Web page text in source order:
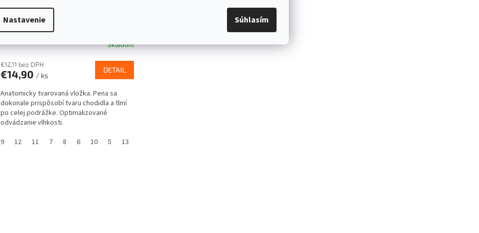
Nastavenie Súhlasím
VLOŽKY DO TOPÁNOK Air Active
Soft Print MEINDL
Skladom
€12,11 bez DPH
€14,90 / ks
DETAIL
Anatomicky tvarovaná vložka. Pena sa
dokonale prispôsobí tvaru chodidla a tlmí
po celej podrážke. Optimalizované
odvádzanie vlhkosti.
9
12 11 7 8 6 10 5 13